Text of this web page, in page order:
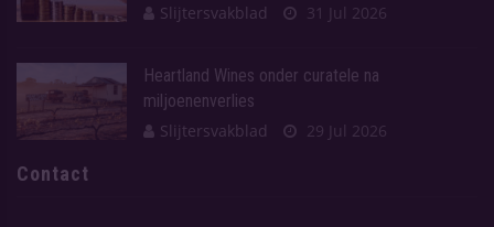
Slijtersvakblad
31 Jul 2026
Heartland Wines onder curatele na
miljoenenverlies
Slijtersvakblad
29 Jul 2026
Contact